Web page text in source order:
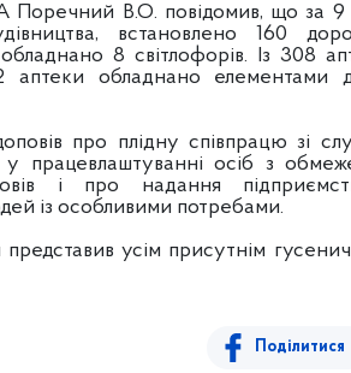
Поречний В.О. повідомив, що за 9
встановлено 160
8 світлофорів. Із 308
аптеки обладнано елементами
про плідну співпрацю зі
працевлаштуванні осіб з
і про надання
із особливими потребами.
усім присутнім
Поділитися